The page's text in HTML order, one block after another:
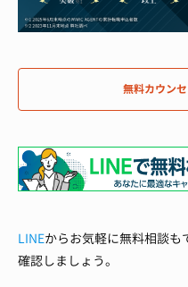
無料カウン
LINEからお気軽に無料相談も
確認しましょう。